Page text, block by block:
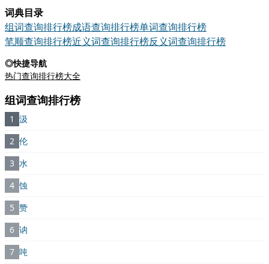
词典目录
组词查询排行榜成语查询排行榜单词查询排行榜
笔顺查询排行榜近义词查询排行榜反义词查询排行榜
◎快捷导航
热门查询排行榜大全
组词查询排行榜
1 汲
2 伦
3 水
4 蚀
5 赞
6 讷
7 吨